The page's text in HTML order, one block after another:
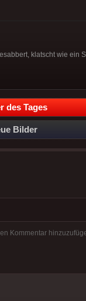
klatscht wie ein
des Tages
Bilder
Kommentar